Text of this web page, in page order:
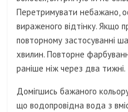
Перетримувати небажано,
вираженого відтінку. Якщо
повторному застосуванні
хвилин. Повторне
раніше ніж через два тижні.
Домігшись бажаного
що водопровідна вода з